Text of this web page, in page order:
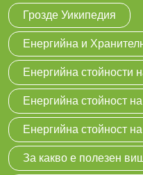
Грозде Уикипедия
Енергийна и
Енергийна стойности
Енергийна стойност
Енергийна стойност
За какво е полезен